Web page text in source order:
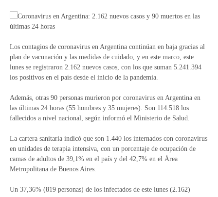
Los contagios de coronavirus en Argentina continúan en baja gracias al
plan de vacunación y las medidas de cuidado, y en este marco, este
lunes se registraron 2.162 nuevos casos, con los que suman 5.241.394
los positivos en el país desde el inicio de la pandemia.
Además, otras 90 personas murieron por coronavirus en Argentina en
las últimas 24 horas (55 hombres y 35 mujeres). Son 114.518 los
fallecidos a nivel nacional, según informó el Ministerio de Salud.
La cartera sanitaria indicó que son 1.440 los internados con coronavirus
en unidades de terapia intensiva, con un porcentaje de ocupación de
camas de adultos de 39,1% en el país y del 42,7% en el Área
Metropolitana de Buenos Aires.
Un 37,36% (819 personas) de los infectados de este lunes (2.162)